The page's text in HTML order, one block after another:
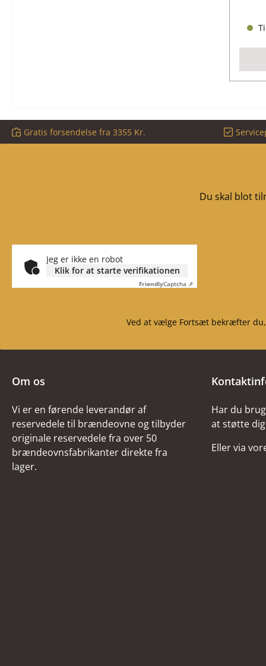
Gratis forsendelse fra 3355 Kr.
Du skal blot
Jeg er ikke en robot
Klik for at starte verifikationen
FriendlyCaptcha ⇗
Ved at vælge Fortsæt bekræfter
Om os
Vi er en førende leverandør af
reservedele til brændeovne og tilbyder
originale reservedele fra over 50
brændeovnsfabrikanter direkte fra
lager.
Har du
at støtte
Eller via